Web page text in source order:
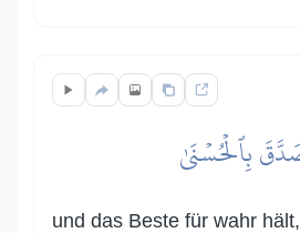
بِٱلۡحُسۡنَىٰ
und das Beste für wahr hält,